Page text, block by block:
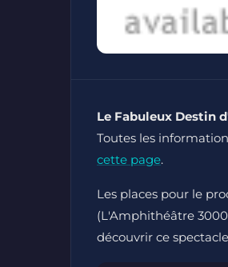
Le Fabuleux Destin
Toutes les
cette page.
Les places pour le
(L'Amphithéâtre
découvrir ce